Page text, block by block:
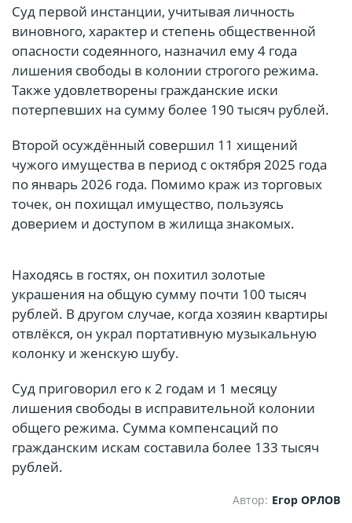
Суд первой инстанции, учитывая личность
виновного, характер и степень общественной
опасности содеянного, назначил ему 4 года
лишения свободы в колонии строгого режима.
Также удовлетворены гражданские иски
потерпевших на сумму более 190 тысяч рублей.
Второй осуждённый совершил 11 хищений
чужого имущества в период с октября 2025 года
по январь 2026 года. Помимо краж из торговых
точек, он похищал имущество, пользуясь
доверием и доступом в жилища знакомых.
Находясь в гостях, он похитил золотые
украшения на общую сумму почти 100 тысяч
рублей. В другом случае, когда хозяин квартиры
отвлёкся, он украл портативную музыкальную
колонку и женскую шубу.
Суд приговорил его к 2 годам и 1 месяцу
лишения свободы в исправительной колонии
общего режима. Сумма компенсаций по
гражданским искам составила более 133 тысяч
рублей.
Автор: Егор ОРЛОВ